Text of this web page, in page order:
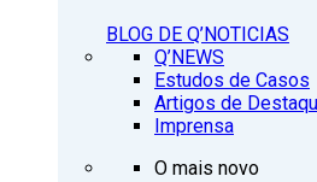
BLOG DE Q’NOTICIAS
Q’NEWS
Estudos de Casos
Artigos de
Imprensa
O mais novo